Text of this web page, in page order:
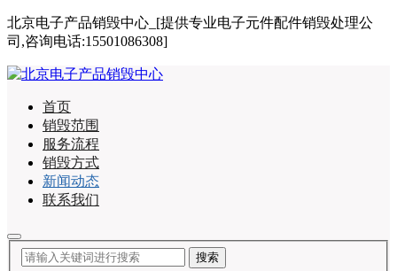
北京电子产品销毁中心_[提供专业电子元件配件销毁处理公
司,咨询电话:15501086308]
首页
销毁范围
服务流程
销毁方式
新闻动态
联系我们